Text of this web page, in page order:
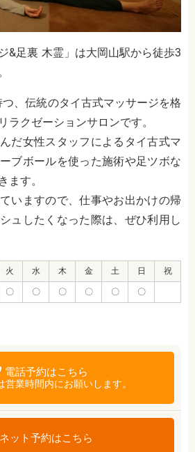
&足裏 木霊」は大岡山駅から徒歩3
、伝統のタイ古式マッサージを格
ラクゼーションサロンです。
だ女性スタッフによるタイ古式マ
ブボールを使った施術や足ツボな
ます。
いますので、仕事やお出かけの帰
ュしたくなった際は、ぜひ利用し
火 水 木 金 土 日 祝
〇 〇 〇 〇 〇 〇
電話予約はこちら
業時間内にお願いします。
ネット予約はこちら